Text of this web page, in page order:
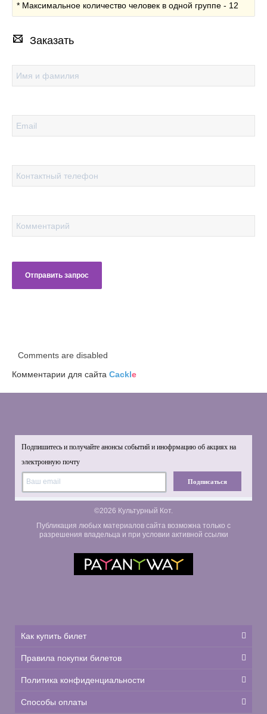
* Максимальное количество человек в одной группе - 12
Заказать
Comments are disabled
Комментарии для сайта Cackle
Подпишитесь и получайте анонсы событий и инофрмацию об акциях на
электронную почту
Подписаться
©2026 Культурный Кот.
Публикация любых материалов сайта возможна только с
разрешения владельца и при условии активной ссылки
Как купить билет
Правила покупки билетов
Политика конфиденциальности
Способы оплаты